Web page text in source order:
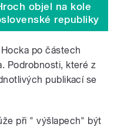
objel na kole
republiky
po částech
Podrobnosti, které z
publikací se
při " výšlapech" být